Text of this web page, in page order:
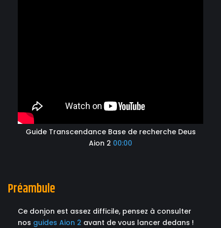
Guide Transcendance Base de recherche Deus
Aion 2 00:00
Préambule
Ce donjon est assez difficile, pensez à consulter
nos guides Aion 2 avant de vous lancer dedans !